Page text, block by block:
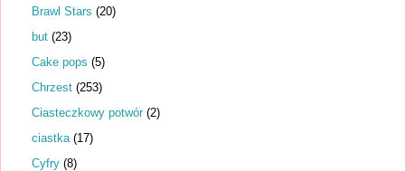
Brawl Stars (20)
but (23)
Cake pops (5)
Chrzest (253)
Ciasteczkowy potwór (2)
ciastka (17)
Cyfry (8)